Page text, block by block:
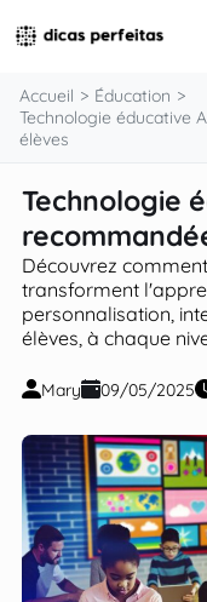
Éducation
Santé &
Technologie
Société &
Accueil
Éducation
Technologie éducative
élèves
Technologie
Découvrez
transforment
personnalisation,
élèves, à chaque
Mary 09/05/2025